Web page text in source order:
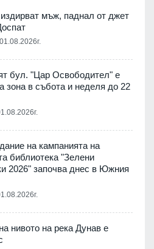
мъж, паднал от джет
01.08.2026г.
бул. "Цар Освободител" е
зона в събота и неделя до 22
на кампанията на
библиотека "Зелени
2026" започва днес в Южния
нивото на река Дунав е